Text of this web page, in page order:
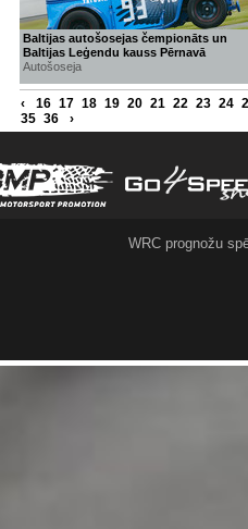
Baltijas autošosejas čempionāts un
Baltijas Leģendu kauss Pērnavā
Autošoseja
‹ 16 17 18 19 20 21 22 23 24
35 36 ›
WRC prognožu